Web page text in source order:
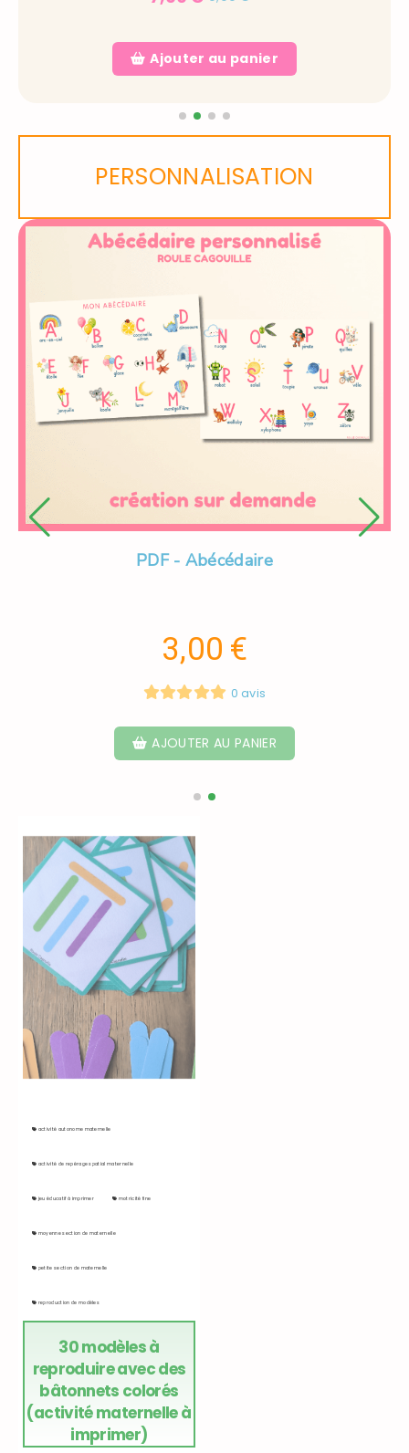
Ajouter au panier
PERSONNALISATION
PDF - Abécédaire
3,00 €
0 avis
AJOUTER AU PANIER
30 modèles à
reproduire avec des
bâtonnets colorés
(activité maternelle à
imprimer)
activité autonome maternelle
activité de repérage spatial maternelle
jeu éducatif à imprimer motricité fine
moyenne section de maternelle
petite section de maternelle
reproduction de modèles